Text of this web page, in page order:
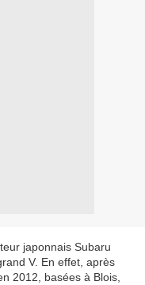
japonnais Subaru
V. En effet, après
2012, basées à Blois,